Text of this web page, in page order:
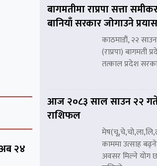
२४
बागमतीमा राप्रपा सत्ता
बानियाँ सरकार जोगाउने
काठमाडौं, २२ साउन ।
(राप्रपा)
तत्काल प्रदेश
आज २०८३ साल साउन २२
राशिफल
काममा उत्साह
अवसर मिल्ने योग